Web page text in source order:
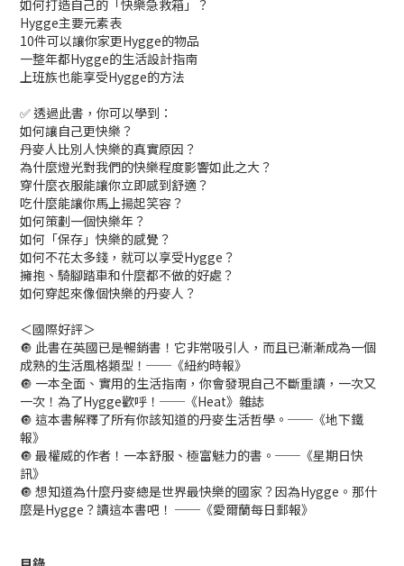
如何打造自己的「快樂急救箱」？
Hygge主要元素表
10件可以讓你家更Hygge的物品
一整年都Hygge的生活設計指南
上班族也能享受Hygge的方法
✅ 透過此書，你可以學到：
如何讓自己更快樂？
丹麥人比別人快樂的真實原因？
為什麼燈光對我們的快樂程度影響如此之大？
穿什麼衣服能讓你立即感到舒適？
吃什麼能讓你馬上揚起笑容？
如何策劃一個快樂年？
如何「保存」快樂的感覺？
如何不花太多錢，就可以享受Hygge？
擁抱、騎腳踏車和什麼都不做的好處？
如何穿起來像個快樂的丹麥人？
＜國際好評＞
🔘 此書在英國已是暢銷書！它非常吸引人，而且已漸漸成為一個
成熟的生活風格類型！──《紐約時報》
🔘 一本全面、實用的生活指南，你會發現自己不斷重讀，一次又
一次！為了Hygge歡呼！──《Heat》雜誌
🔘 這本書解釋了所有你該知道的丹麥生活哲學。──《地下鐵
報》
🔘 最權威的作者！一本舒服、極富魅力的書。──《星期日快
訊》
🔘 想知道為什麼丹麥總是世界最快樂的國家？因為Hygge。那什
麼是Hygge？讀這本書吧！ ──《愛爾蘭每日郵報》